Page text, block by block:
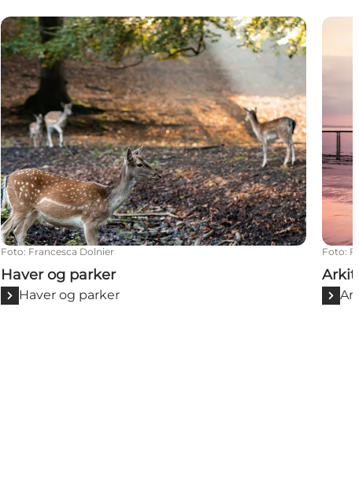
Haver og parker
Foto: Francesca Dolnier
Haver og parker
Haver og parker
Foto: